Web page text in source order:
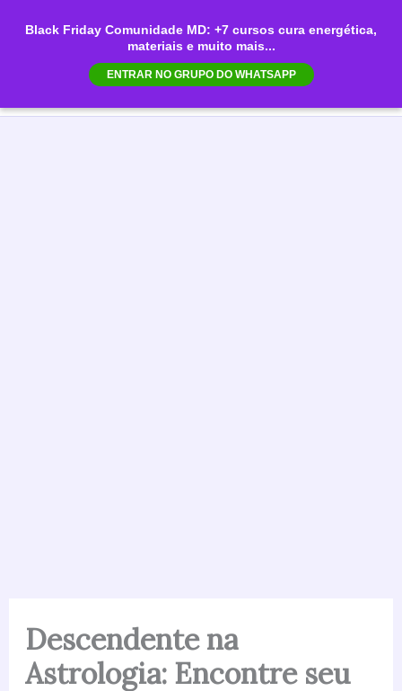
Black Friday Comunidade MD: +7 cursos cura energética,
materiais e muito mais...
ENTRAR NO GRUPO DO WHATSAPP
para
Descendente na
Astrologia: Encontre seu